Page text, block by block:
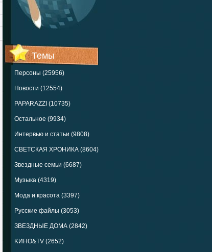
Темы
Персоны (25956)
Новости (12554)
PAPARAZZI (10735)
Остальное (9934)
Интервью и статьи (9808)
СВЕТСКАЯ ХРОНИКА (8604)
Звездные семьи (6687)
Музыка (4319)
Мода и красота (3397)
Русские файлы (3053)
ЗВЕЗДНЫЕ ДОМА (2842)
KИНО&TV (2652)